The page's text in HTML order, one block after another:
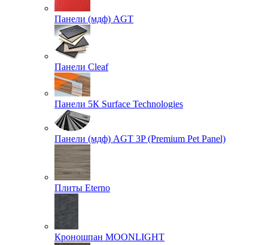
Панели (мдф) AGT
Панели Cleaf
Панели 5К Surface Technologies
Панели (мдф) AGT 3P (Premium Pet Panel)
Плиты Eterno
Кроношпан MOONLIGHT